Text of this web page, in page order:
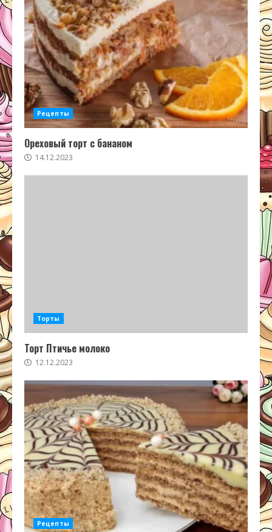
Рецепты
Ореховый торт с бананом
14.12.2023
Торты
Торт Птичье молоко
12.12.2023
Рецепты